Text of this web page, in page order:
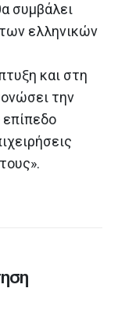
συμβάλει
ελληνικών
και στη
την
επίπεδο